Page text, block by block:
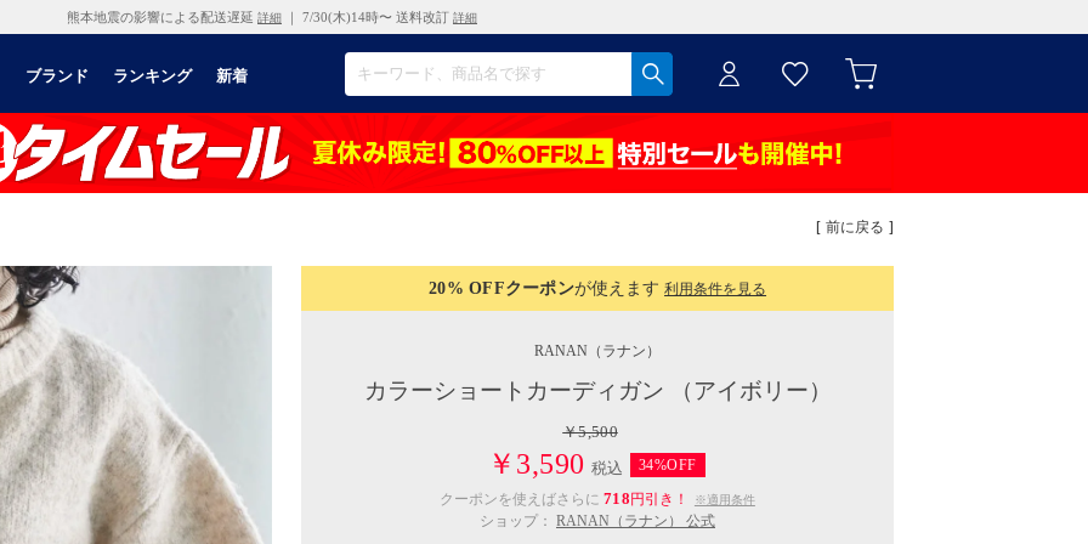
熊本地震の影響による配送遅延 詳細 ｜ 7/30(木)14時〜 送料改訂 詳細
ブランド ランキング 新着
[ 前に戻る ]
20% OFFクーポンが使えます 利用条件を見る
RANAN （ラナン）
カラーショートカーディガン （アイボリー）
￥5,500
￥3,590 税込
34%OFF
クーポンを使えばさらに718円引き！ ※適用条件
ショップ： RANAN（ラナン） 公式